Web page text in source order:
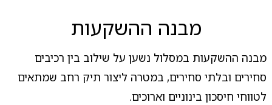
מבנה ההשקעות
מבנה ההשקעות במסלול נשען על שילוב בין רכיבים
סחירים ובלתי סחירים, במטרה ליצור תיק רחב שמתאים
לטווחי חיסכון בינוניים וארוכים.